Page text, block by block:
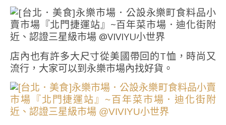
店內也有許多大尺寸從美國帶回的T恤，時尚又
流行，大家可以到永樂市場內找好貨。